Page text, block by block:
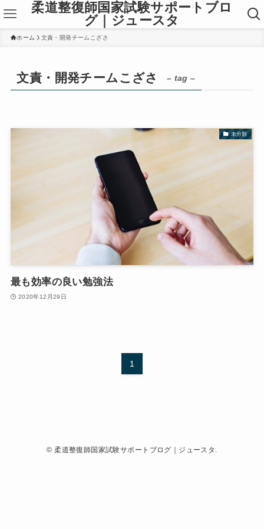
柔道整復師国家試験サポートブロ
グ｜ジュースタ
ホーム 文責・開発チームこざさ
文責・開発チームこざさ – tag –
未分類
最も効率の良い勉強法
2020年12月29日
1
© 柔道整復師国家試験サポートブログ｜ジュースタ.